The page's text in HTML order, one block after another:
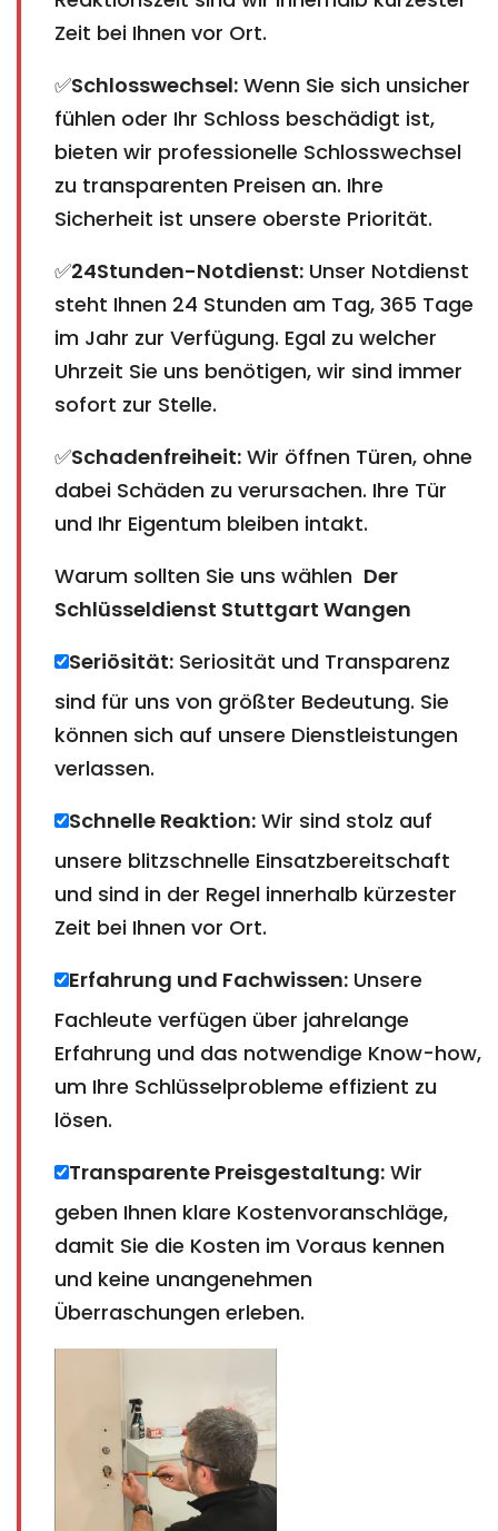
Zeit bei Ihnen vor Ort.
✅Schlosswechsel: Wenn Sie sich unsicher
fühlen oder Ihr Schloss beschädigt ist,
bieten wir professionelle Schlosswechsel
zu transparenten Preisen an. Ihre
Sicherheit ist unsere oberste Priorität.
✅24Stunden-Notdienst: Unser Notdienst
steht Ihnen 24 Stunden am Tag, 365 Tage
im Jahr zur Verfügung. Egal zu welcher
Uhrzeit Sie uns benötigen, wir sind immer
sofort zur Stelle.
✅Schadenfreiheit: Wir öffnen Türen, ohne
dabei Schäden zu verursachen. Ihre Tür
und Ihr Eigentum bleiben intakt.
Warum sollten Sie uns wählen Der
Schlüsseldienst Stuttgart Wangen
Seriösität: Seriosität und Transparenz
sind für uns von größter Bedeutung. Sie
können sich auf unsere Dienstleistungen
verlassen.
Schnelle Reaktion: Wir sind stolz auf
unsere blitzschnelle Einsatzbereitschaft
und sind in der Regel innerhalb kürzester
Zeit bei Ihnen vor Ort.
Erfahrung und Fachwissen: Unsere
Fachleute verfügen über jahrelange
Erfahrung und das notwendige Know-how,
um Ihre Schlüsselprobleme effizient zu
lösen.
Transparente Preisgestaltung: Wir
geben Ihnen klare Kostenvoranschläge,
damit Sie die Kosten im Voraus kennen
und keine unangenehmen
Überraschungen erleben.